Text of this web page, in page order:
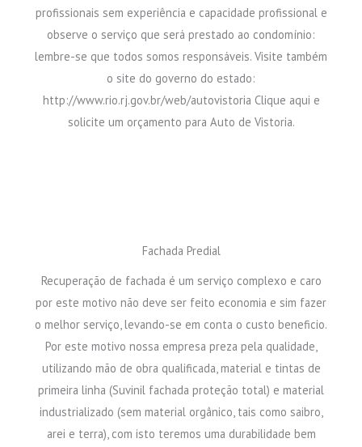
profissionais sem experiência e capacidade profissional e
observe o serviço que será prestado ao condomínio:
lembre-se que todos somos responsáveis. Visite também
o site do governo do estado:
http://www.rio.rj.gov.br/web/autovistoria Clique aqui e
solicite um orçamento para Auto de Vistoria.
Fachada Predial
Recuperação de fachada é um serviço complexo e caro
por este motivo não deve ser feito economia e sim fazer
o melhor serviço, levando-se em conta o custo beneficio.
Por este motivo nossa empresa preza pela qualidade,
utilizando mão de obra qualificada, material e tintas de
primeira linha (Suvinil fachada proteção total) e material
industrializado (sem material orgânico, tais como saibro,
arei e terra), com isto teremos uma durabilidade bem